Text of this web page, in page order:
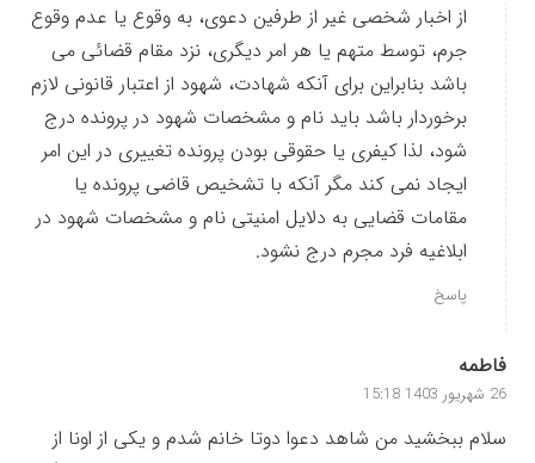
از اخبار شخصی غیر از طرفین دعوی، به وقوع یا عدم وقوع
جرم، توسط متهم یا هر امر دیگری، نزد مقام قضائی می
باشد بنابراین برای آنکه شهادت، شهود از اعتبار قانونی لازم
برخوردار باشد باید نام و مشخصات شهود در پرونده درج
شود، لذا کیفری یا حقوقی بودن پرونده تغییری در این امر
ایجاد نمی کند مگر آنکه با تشخیص قاضی پرونده یا
مقامات قضایی به دلایل امنیتی نام و مشخصات شهود در
ابلاغیه فرد مجرم درج نشود.
پاسخ
فاطمه
26 شهریور 1403 15:18
سلام ببخشید من شاهد دعوا دوتا خانم شدم و یکی از اونا از